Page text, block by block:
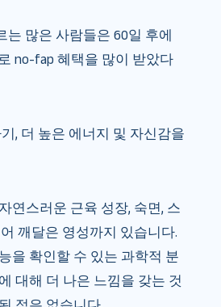
는 많은 사람들은 60일 후에
no-fap 혜택을 많이 받았다
, 더 높은 에너지 및 자신감을
연스러운 근육 성장, 숙면, 스
깨달은 영성까지 있습니다.
을 확인할 수 있는 과학적 분
대해 더 나은 느낌을 갖는 것